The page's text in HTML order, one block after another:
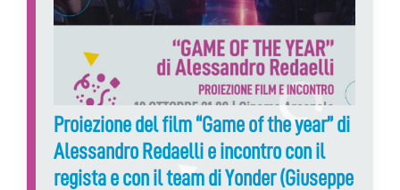
Proiezione del film “Game of the year” di
Alessandro Redaelli e incontro con il
regista e con il team di Yonder (Giuseppe